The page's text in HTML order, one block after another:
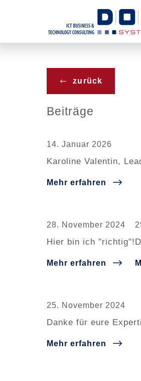
zurück
Beiträge
14. Januar 2026
Karoline Valentin,
Mehr erfahren
28. November 2024
Hier bin ich "richtig"!
Mehr erfahren
25. November 2024
Danke für eure
Mehr erfahren